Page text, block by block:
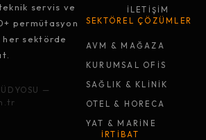
servis ve
permütasyon
sektörde
—
İLETİŞİM
SEKTÖREL ÇÖZÜMLER
AVM & MAĞAZA
KURUMSAL OFİS
SAĞLIK & KLİNİK
OTEL & HORECA
YAT & MARİNE
İRTİBAT